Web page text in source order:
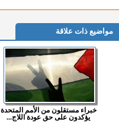
مواضيع ذات علاقة
خبراء مستقلون من الأمم المتحدة
يؤكدون على حق عودة اللاج...